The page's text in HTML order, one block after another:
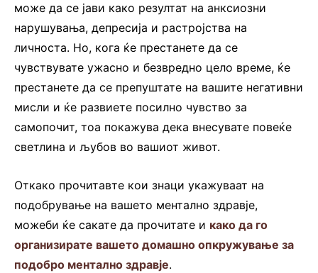
може да се јави како резултат на анксиозни
нарушувања, депресија и растројства на
личноста. Но, кога ќе престанете да се
чувствувате ужасно и безвредно цело време, ќе
престанете да се препуштате на вашите негативни
мисли и ќе развиете посилно чувство за
самопочит, тоа покажува дека внесувате повеќе
светлина и љубов во вашиот живот.
Откако прочитавте кои знаци укажуваат на
подобрување на вашето ментално здравје,
можеби ќе сакате да прочитате и како да го
организирате вашето домашно опкружување за
подобро ментално здравје.